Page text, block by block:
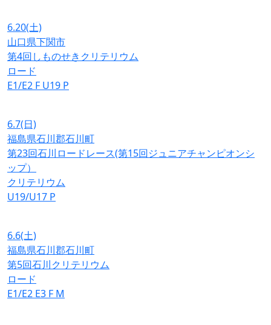
6.20(土)
山口県下関市
第4回しものせきクリテリウム
ロード
E1/E2 F U19 P
6.7(日)
福島県石川郡石川町
第23回石川ロードレース(第15回ジュニアチャンピオンシ
ップ）
クリテリウム
U19/U17 P
6.6(土)
福島県石川郡石川町
第5回石川クリテリウム
ロード
E1/E2 E3 F M